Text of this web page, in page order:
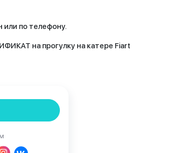
или по телефону.
на прогулку на катере Fiart